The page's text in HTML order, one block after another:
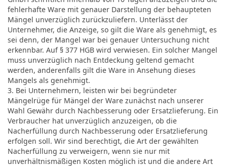
fehlerhafte Ware mit genauer Darstellung der behaupteten
Mängel unverzüglich zurückzuliefern. Unterlässt der
Unternehmer, die Anzeige, so gilt die Ware als genehmigt, es
sei denn, der Mangel war bei genauer Untersuchung nicht
erkennbar. Auf § 377 HGB wird verwiesen. Ein solcher Mangel
muss unverzüglich nach Entdeckung geltend gemacht
werden, anderenfalls gilt die Ware in Ansehung dieses
Mangels als genehmigt.
3. Bei Unternehmern, leisten wir bei begründeter
Mängelrüge für Mängel der Ware zunächst nach unserer
Wahl Gewähr durch Nachbesserung oder Ersatzlieferung. Ein
Verbraucher hat unverzüglich anzuzeigen, ob die
Nacherfüllung durch Nachbesserung oder Ersatzlieferung
erfolgen soll. Wir sind berechtigt, die Art der gewählten
Nacherfüllung zu verweigern, wenn sie nur mit
unverhältnismäßigen Kosten möglich ist und die andere Art